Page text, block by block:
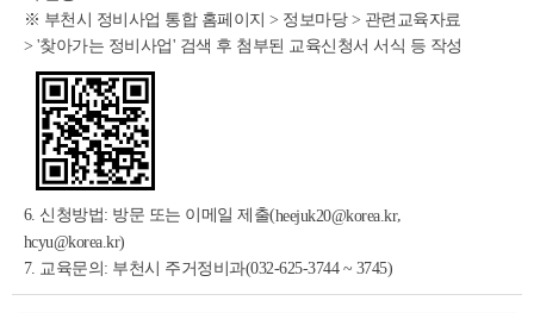
※ 부천시 정비사업 통합 홈페이지 > 정보마당 > 관련교육자료
> '찾아가는 정비사업' 검색 후 첨부된 교육신청서 서식 등 작성
6. 신청방법: 방문 또는 이메일 제출(heejuk20@korea.kr,
hcyu@korea.kr)
7. 교육문의: 부천시 주거정비과(032-625-3744 ~ 3745)